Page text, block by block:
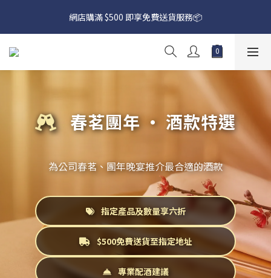
網店購滿 $500 即享免費送貨服務📦
網店購滿 $500 即享免費送貨服務📦
下載【偉成洋酒】手機應用程式，無條件送你高達$80買酒現金劵
網店購滿 $500 即享免費送貨服務📦
春茗團年 · 酒款特選
為公司春茗、團年晚宴推介最合適的酒款
指定產品及數量享六折
$500免費送貨至指定地址
專業配酒建議